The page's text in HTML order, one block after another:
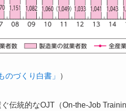
のづくり白書」 ）
伝統的なOJT（On-the-Job